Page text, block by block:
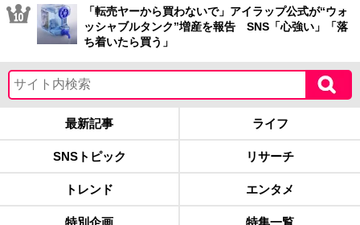
「転売ヤーから買わないで」アイラップ公式が“ウォ
ッシャブルタンク”増産を報告 SNS「心強い」「落
ち着いたら買う」
最新記事 ライフ
SNSトピック リサーチ
トレンド エンタメ
特別企画 特集一覧